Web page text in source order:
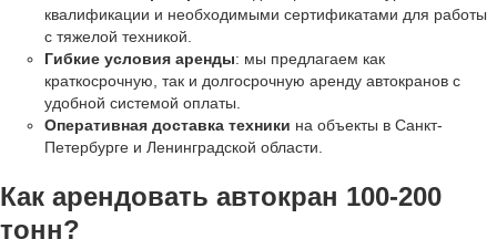
квалификации и необходимыми сертификатами для работы
с тяжелой техникой.
Гибкие условия аренды: мы предлагаем как
краткосрочную, так и долгосрочную аренду автокранов с
удобной системой оплаты.
Оперативная доставка техники на объекты в Санкт-
Петербурге и Ленинградской области.
Как арендовать автокран 100-200
тонн?